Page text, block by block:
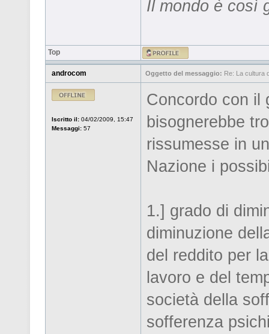
Il mondo è così
Top
androcom Oggetto del messaggio: Re: La cultura
Iscritto il: 04/02/2009, 15:47
Messaggi: 57
Concordo con il
bisognerebbe
rissumesse in
Nazione i
1.] grado di
diminuzione
del reddito per
lavoro e del
società della
sofferenza